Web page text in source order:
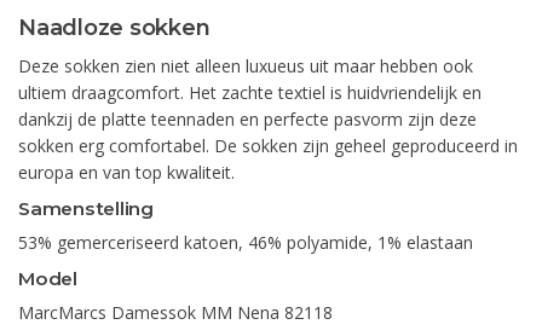
Naadloze sokken
Deze sokken zien niet alleen luxueus uit maar hebben ook
ultiem draagcomfort. Het zachte textiel is huidvriendelijk en
dankzij de platte teennaden en perfecte pasvorm zijn deze
sokken erg comfortabel. De sokken zijn geheel geproduceerd in
europa en van top kwaliteit.
Samenstelling
53% gemerceriseerd katoen, 46% polyamide, 1% elastaan
Model
MarcMarcs Damessok MM Nena 82118